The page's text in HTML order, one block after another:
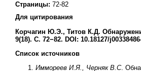
Страницы: 72-82
Для цитирования
Корчагин Ю.Э., Титов К.Д.
9(18). С. 72−82. DOI: 10.18127/
Список источников
Иммореев И.Я., Черняк В.С.